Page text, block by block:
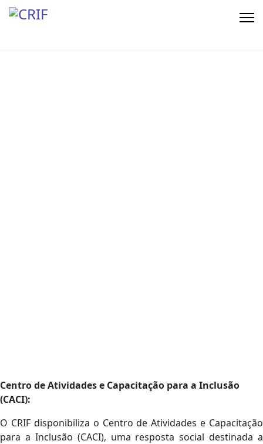
Centro de Atividades e Capacitação para a Inclusão
(CACI):
O CRIF disponibiliza o Centro de Atividades e Capacitação
para a Inclusão (CACI), uma resposta social destinada a